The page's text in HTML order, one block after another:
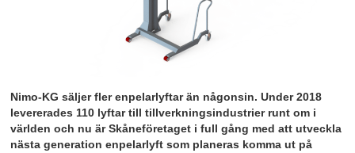
Nimo-KG säljer fler enpelarlyftar än någonsin. Under 2018
levererades 110 lyftar till tillverkningsindustrier runt om i
världen och nu är Skåneföretaget i full gång med att utveckla
nästa generation enpelarlyft som planeras komma ut på